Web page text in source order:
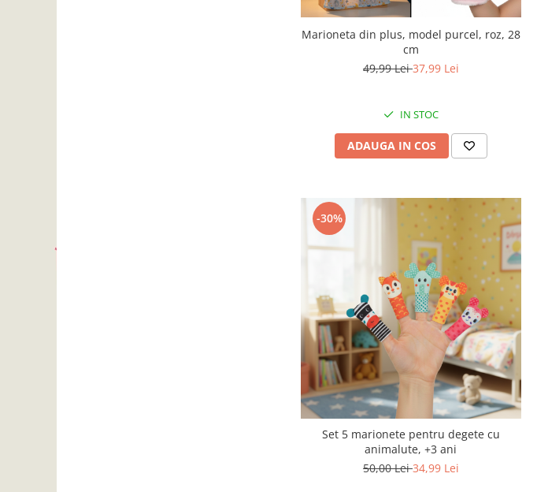
Marioneta din plus, model purcel, roz, 28
cm
49,99 Lei37,99 Lei
IN STOC
ADAUGA IN COS
-30%
Set 5 marionete pentru degete cu
animalute, +3 ani
50,00 Lei34,99 Lei